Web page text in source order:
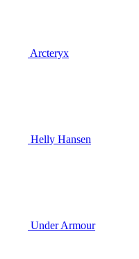
Arcteryx
Helly Hansen
Under Armour